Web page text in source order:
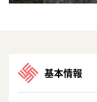
基本情報